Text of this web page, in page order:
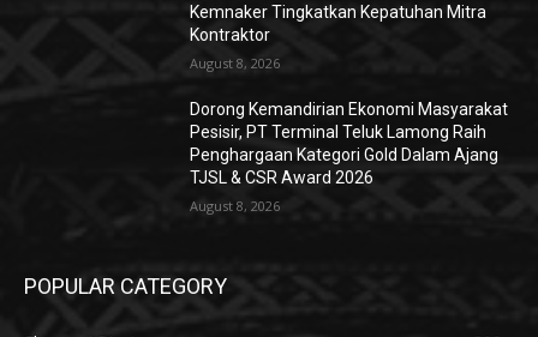
Kemnaker Tingkatkan Kepatuhan Mitra
Kontraktor
August 8, 2026
Dorong Kemandirian Ekonomi Masyarakat
Pesisir, PT Terminal Teluk Lamong Raih
Penghargaan Kategori Gold Dalam Ajang
TJSL & CSR Award 2026
August 8, 2026
POPULAR CATEGORY